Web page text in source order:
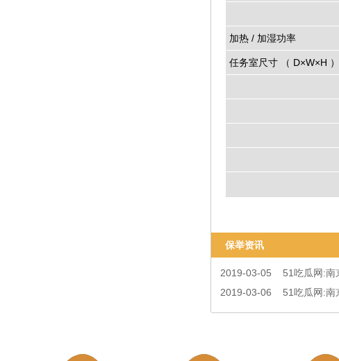
加热 / 加湿功率
任务室尺寸 （ D×W×H ）
保举资讯
2019-03-05 51吃瓜网:南
2019-03-06
51吃瓜网:南